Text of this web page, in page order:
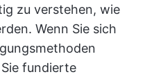
zu verstehen, wie
Wenn Sie sich
fundierte